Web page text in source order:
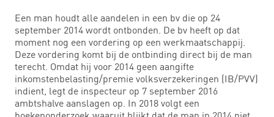
Een man houdt alle aandelen in een bv die op 24
september 2014 wordt ontbonden. De bv heeft op dat
moment nog een vordering op een werkmaatschappij.
Deze vordering komt bij de ontbinding direct bij de man
terecht. Omdat hij voor 2014 geen aangifte
inkomstenbelasting/premie volksverzekeringen (IB/PVV)
indient, legt de inspecteur op 7 september 2016
ambtshalve aanslagen op. In 2018 volgt een